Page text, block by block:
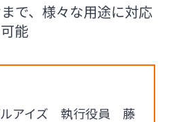
で、様々な用途に対応
可能
ルアイズ 執行役員 藤